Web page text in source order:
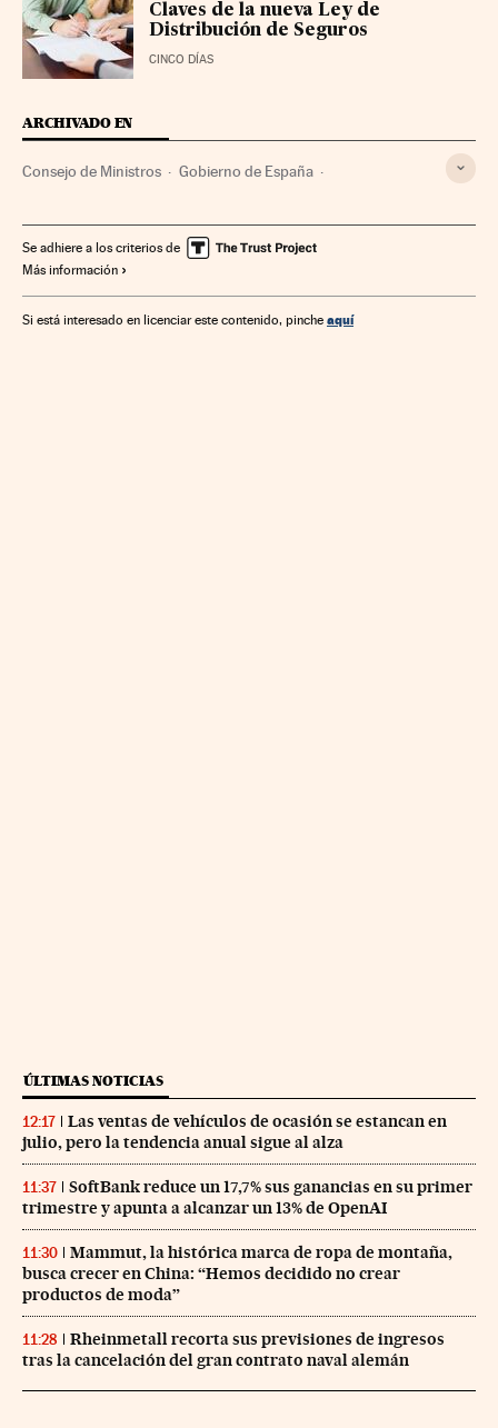
Claves de la nueva Ley de
Distribución de Seguros
CINCO DÍAS
ARCHIVADO EN
Consejo de Ministros Gobierno de España
Unión Europea Administración Estado
Organizaciones internacionales
Relaciones exteriores Finanzas Política
Se adhiere a los criterios de
Más información
Si está interesado en licenciar este contenido, pinche aquí
ÚLTIMAS NOTICIAS
12:17
Las ventas de vehículos de ocasión se estancan en
julio, pero la tendencia anual sigue al alza
11:37
SoftBank reduce un 17,7% sus ganancias en su primer
trimestre y apunta a alcanzar un 13% de OpenAI
11:30
Mammut, la histórica marca de ropa de montaña,
busca crecer en China: “Hemos decidido no crear
productos de moda”
11:28
Rheinmetall recorta sus previsiones de ingresos
tras la cancelación del gran contrato naval alemán